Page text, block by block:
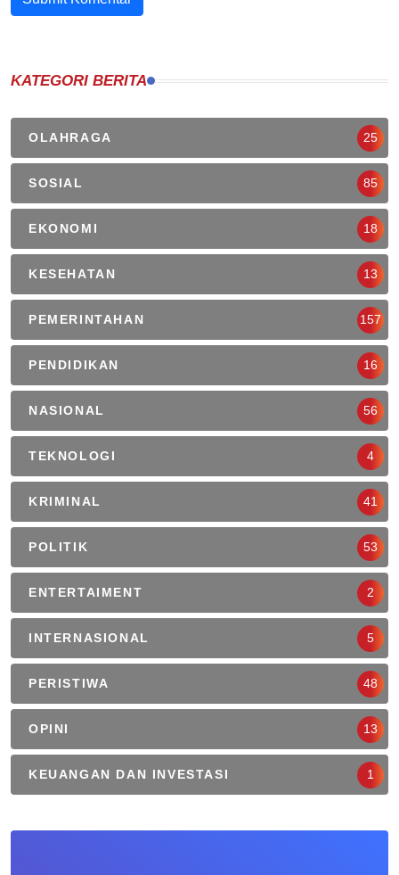
KATEGORI BERITA
OLAHRAGA 25
SOSIAL 85
EKONOMI 18
KESEHATAN 13
PEMERINTAHAN 157
PENDIDIKAN 16
NASIONAL 56
TEKNOLOGI 4
KRIMINAL 41
POLITIK 53
ENTERTAIMENT 2
INTERNASIONAL 5
PERISTIWA 48
OPINI 13
KEUANGAN DAN INVESTASI 1